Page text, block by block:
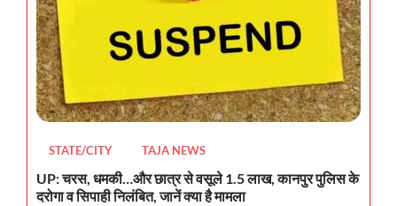
STATE/CITY TAJA NEWS
UP: चरस, धमकी…और छात्र से वसूले 1.5 लाख, कानपुर पुलिस के
दरोगा व सिपाही निलंबित, जानें क्या है मामला